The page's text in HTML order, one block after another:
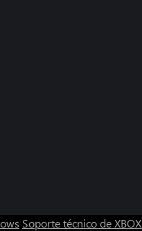
Soporte técnico de XBOX